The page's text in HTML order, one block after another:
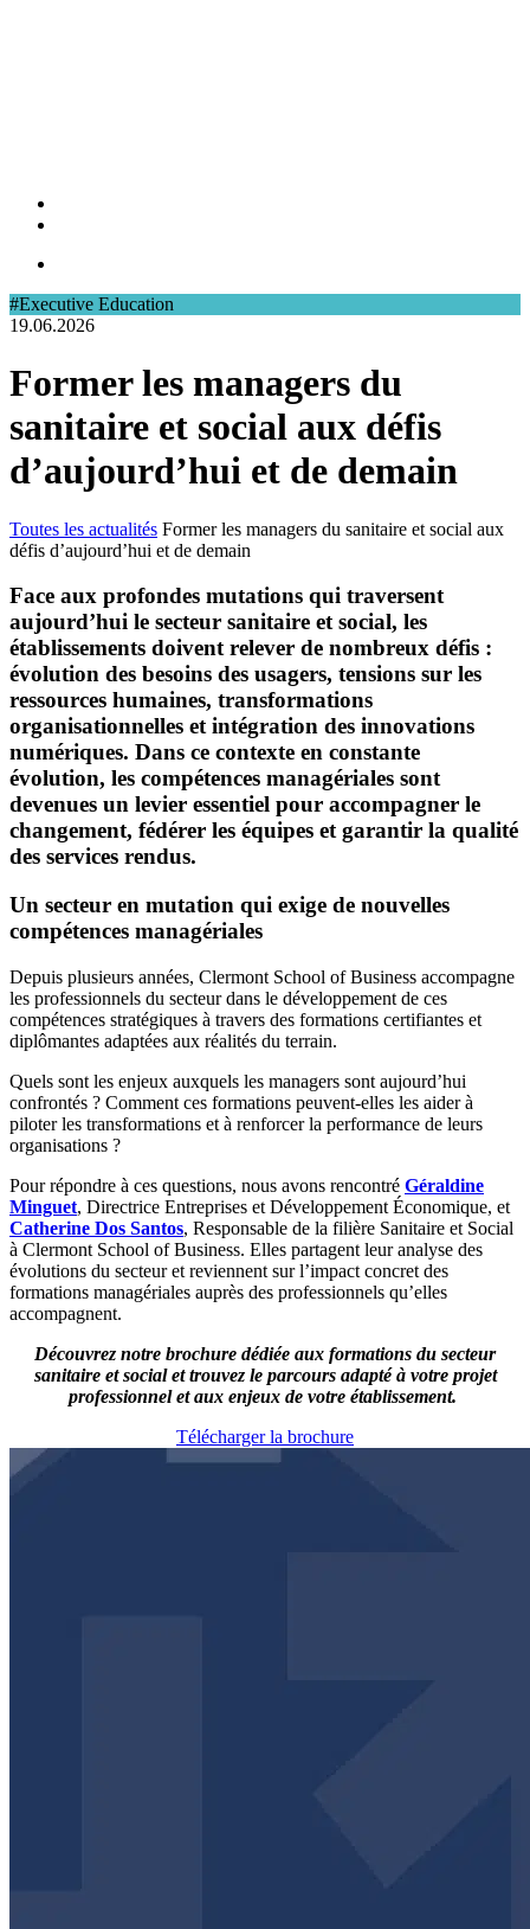
#Executive Education
19.06.2026
Former les managers du
sanitaire et social aux défis
d’aujourd’hui et de demain
Toutes les actualités Former les managers du sanitaire et social aux
défis d’aujourd’hui et de demain
Face aux profondes mutations qui traversent
aujourd’hui le secteur sanitaire et social, les
établissements doivent relever de nombreux défis :
évolution des besoins des usagers, tensions sur les
ressources humaines, transformations
organisationnelles et intégration des innovations
numériques. Dans ce contexte en constante
évolution, les compétences managériales sont
devenues un levier essentiel pour accompagner le
changement, fédérer les équipes et garantir la qualité
des services rendus.
Un secteur en mutation qui exige de nouvelles
compétences managériales
Depuis plusieurs années, Clermont School of Business accompagne
les professionnels du secteur dans le développement de ces
compétences stratégiques à travers des formations certifiantes et
diplômantes adaptées aux réalités du terrain.
Quels sont les enjeux auxquels les managers sont aujourd’hui
confrontés ? Comment ces formations peuvent-elles les aider à
piloter les transformations et à renforcer la performance de leurs
organisations ?
Pour répondre à ces questions, nous avons rencontré Géraldine
Minguet, Directrice Entreprises et Développement Économique, et
Catherine Dos Santos, Responsable de la filière Sanitaire et Social
à Clermont School of Business. Elles partagent leur analyse des
évolutions du secteur et reviennent sur l’impact concret des
formations managériales auprès des professionnels qu’elles
accompagnent.
Découvrez notre brochure dédiée aux formations du secteur
sanitaire et social et trouvez le parcours adapté à votre projet
professionnel et aux enjeux de votre établissement.
Télécharger la brochure